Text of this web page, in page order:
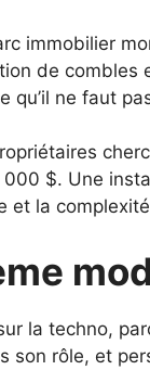
immobilier
de
qu’il ne faut
$. Une
et la
la techno,
son rôle, et